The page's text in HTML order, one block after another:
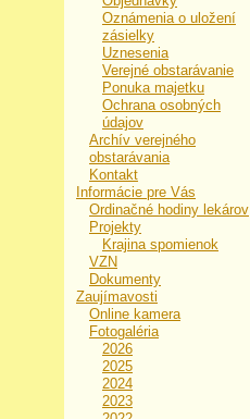
Oznámenia o uložení
zásielky
Uznesenia
Verejné obstarávanie
Ponuka majetku
Ochrana osobných
údajov
Archív verejného
obstarávania
Kontakt
Informácie pre Vás
Ordinačné hodiny lekárov
Projekty
Krajina spomienok
VZN
Dokumenty
Zaujímavosti
Online kamera
Fotogaléria
2026
2025
2024
2023